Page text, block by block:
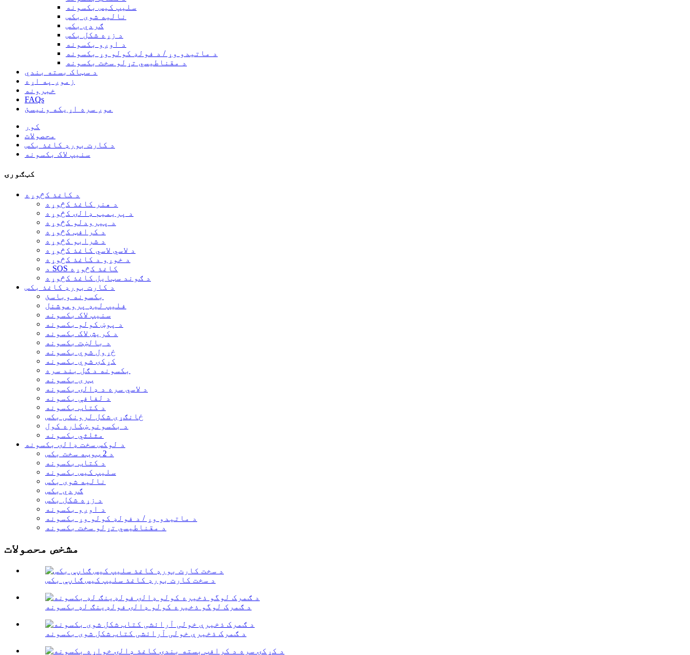
سلیپ کیس بکسونه
نالیه شوی بکس
ګردي بکس
د زړه شکل بکس
د اوږو بکسونه
د ماتیدو وړ / د فولډ کولو وړ بکسونه
د مقناطیسي تړلو سخت بکسونه
د سټاک بسته بندي
زموږ په اړه
خبرونه
FAQs
موږ سره اړیکه ونیسئ
کور
محصولات
د کارت بورډ کاغذ بکس
سنیپ لاک بکسونه
کټګورۍ
د کاغذ کڅوړه
د هنر کاغذ کڅوړه
د پریمیم ډالۍ کڅوړه
د پیرودلو کڅوړه
د کرافټ کڅوړه
د شرابو کڅوړه
د لاسي لاسي کاغذ کڅوړه
د خوړو د کاغذ کڅوړه
د SOS کاغذ کڅوړه
د ګوند سټایل کاغذ کڅوړه
د کارت بورډ کاغذ بکس
بکسونه وباسئ
فلیپ لیډ پروموشنل
سنیپ لاک بکسونه
د پوښ کولو بکسونه
د کریش لاک بکسونه
د بالښت بکسونه
ځړول شوي بکسونه
کړکۍ شوي بکسونه
بکسونه د ګل بند سره
ټری بکسونه
د لاسي سره د ډالۍ بکسونه
د لفافې بکسونه
د کتاب بکسونه
ځانګړی شکل لرونکی بکس
د بکسونو ښکاره کول
مثلثي بکسونه
د لوکس سخت ډالۍ بکسونه
د 2 ټوټه سخت بکس
د کتاب بکسونه
سلیپ کیس بکسونه
نالیه شوی بکس
ګردي بکس
د زړه شکل بکس
د اوږو بکسونه
د ماتیدو وړ / د فولډ کولو وړ بکسونه
د مقناطیسي تړلو سخت بکسونه
مشخص محصولات
د سخت کارت بورډ کاغذ سلیپ کیس ګاڼې بکس
د ګمرک لوگو ذخیره کولو ډالۍ فولډینګ لډ بکسونه
د ګمرک ذخیرې خولی آرائشی کتاب شکل شوی بکسونه